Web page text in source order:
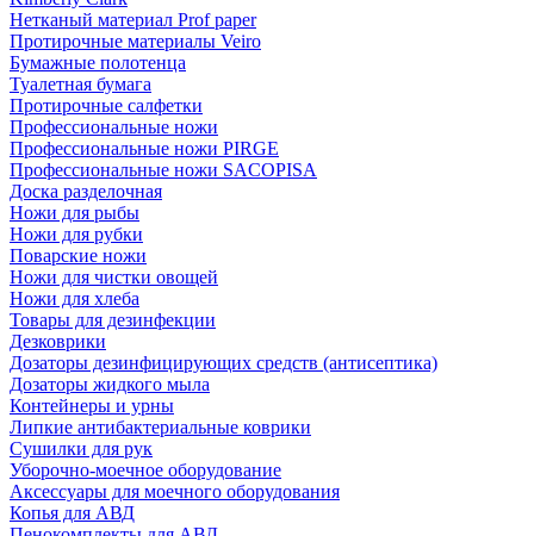
Нетканый материал Prof paper
Протирочные материалы Veiro
Бумажные полотенца
Туалетная бумага
Протирочные салфетки
Профессиональные ножи
Профессиональные ножи PIRGE
Профессиональные ножи SACOPISA
Доска разделочная
Ножи для рыбы
Ножи для рубки
Поварские ножи
Ножи для чистки овощей
Ножи для хлеба
Товары для дезинфекции
Дезковрики
Дозаторы дезинфицирующих средств (антисептика)
Дозаторы жидкого мыла
Контейнеры и урны
Липкие антибактериальные коврики
Сушилки для рук
Уборочно-моечное оборудование
Аксессуары для моечного оборудования
Копья для АВД